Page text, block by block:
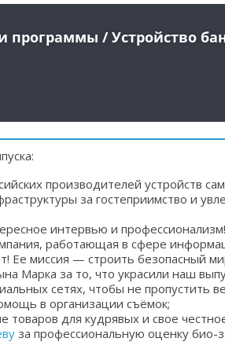
производителей устройств
за гостеприимство и
интервью и
работающая в сфере
Ее миссия — строить безопасный
Марка за то, что украсили наш
сетях, чтобы не пропустить
в организации съёмок;
товаров для кудрявых и свое
за профессиональную оценку био-